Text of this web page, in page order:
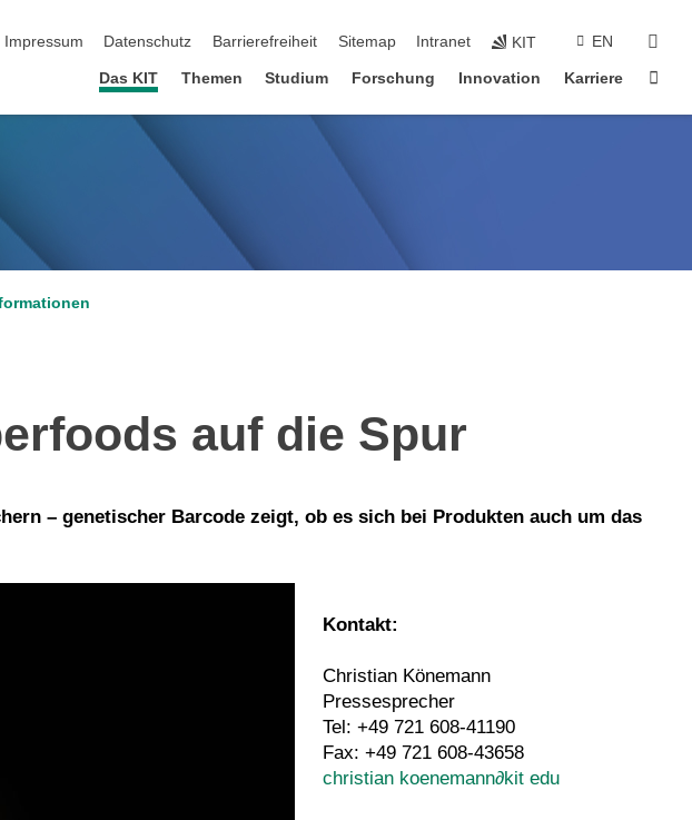
Impressum Datenschutz Barrierefreiheit Sitemap Intranet KIT EN
Das KIT Themen Studium Forschung Innovation Karriere
auf die Spur
– genetischer Barcode zeigt, ob es sich bei Produkten auch um das
Kontakt:
Christian Könemann
Pressesprecher
Tel: +49 721 608-41190
Fax: +49 721 608-43658
christian koenemann∂kit edu